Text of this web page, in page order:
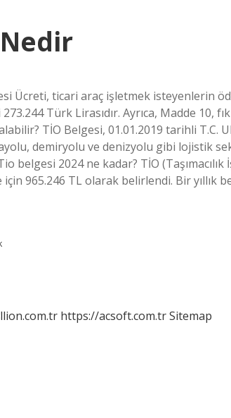
Ücreti, ticari araç işletmek isteyenlerin
Türk Lirasıdır. Ayrıca, Madde 10,
TİO Belgesi, 01.01.2019 tarihli T.C.
demiryolu ve denizyolu gibi lojistik
belgesi 2024 ne kadar? TİO
için 965.246 TL olarak belirlendi. Bir yıllık
https://acsoft.com.trSitemap